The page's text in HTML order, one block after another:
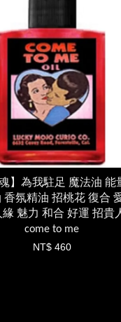
魂】為我駐足 魔法油 能
香氛精油 招桃花 復合
緣 魅力 和合 好運 招貴
come to me
NT$ 460